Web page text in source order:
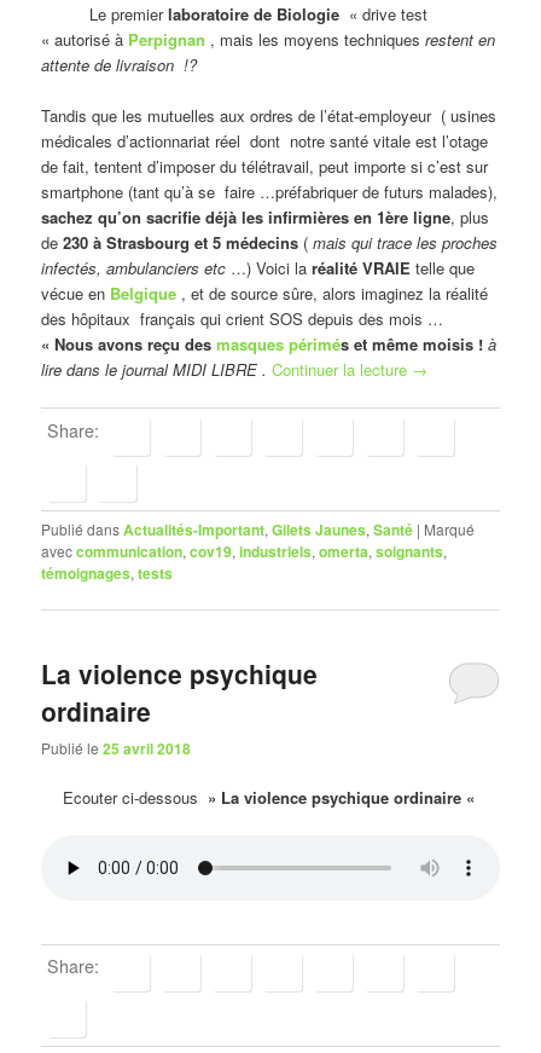
Le premierlaboratoire de Biologie « drive test
« autorisé à Perpignan , mais les moyens techniques restent en
attente de livraison !?
Tandis que les mutuelles aux ordres de l’état-employeur ( usines
médicales d’actionnariat réel dont notre santé vitale est l’otage
de fait, tentent d’imposer du télétravail, peut importe si c’est sur
smartphone (tant qu’à se faire …préfabriquer de futurs malades),
sachez qu’on sacrifie déjà les infirmières en 1ère ligne, plus
de230 à Strasbourg et 5 médecins (mais qui trace les proches
infectés, ambulanciers etc …) Voici la réalité VRAIE telle que
vécue en Belgique , et de source sûre, alors imaginez la réalité
des hôpitaux français qui crient SOS depuis des mois …
« Nous avons reçu desmasques périmés et même moisis !à
lire dans le journal MIDI LIBRE . Continuer la lecture →
Share:
Publié dansActualités-Important,Gilets Jaunes,Santé | Marqué
aveccommunication,cov19,industriels,omerta,soignants,
témoignages,tests
La violence psychique
ordinaire
Publié le25 avril 2018
Ecouter ci-dessous » La violence psychique ordinaire «
Share: